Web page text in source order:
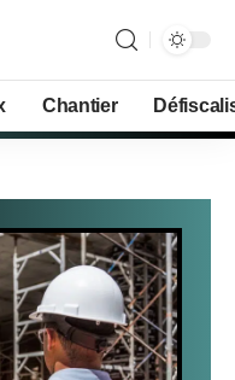
Chantier